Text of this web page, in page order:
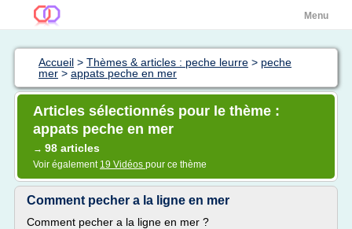
Menu
Accueil > Thèmes & articles : peche leurre > peche
mer > appats peche en mer
Articles sélectionnés pour le thème :
appats peche en mer
→ 98 articles
Voir également 19 Vidéos pour ce thème
Comment pecher a la ligne en mer
Comment pecher a la ligne en mer ?